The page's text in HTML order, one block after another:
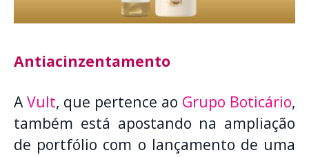
Antiacinzentamento
AVult, que pertence ao Grupo Boticário,
também está apostando na ampliação
de portfólio com o lançamento de uma